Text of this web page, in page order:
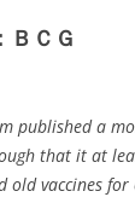
ＢＣＧ
published a
that it at
vaccines for